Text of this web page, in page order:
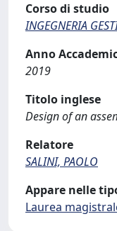
Corso di studio
INGEGNERIA
Anno
2019
Titolo inglese
Design of an
Relatore
SALINI, PAOLO
Appare nelle
Laurea